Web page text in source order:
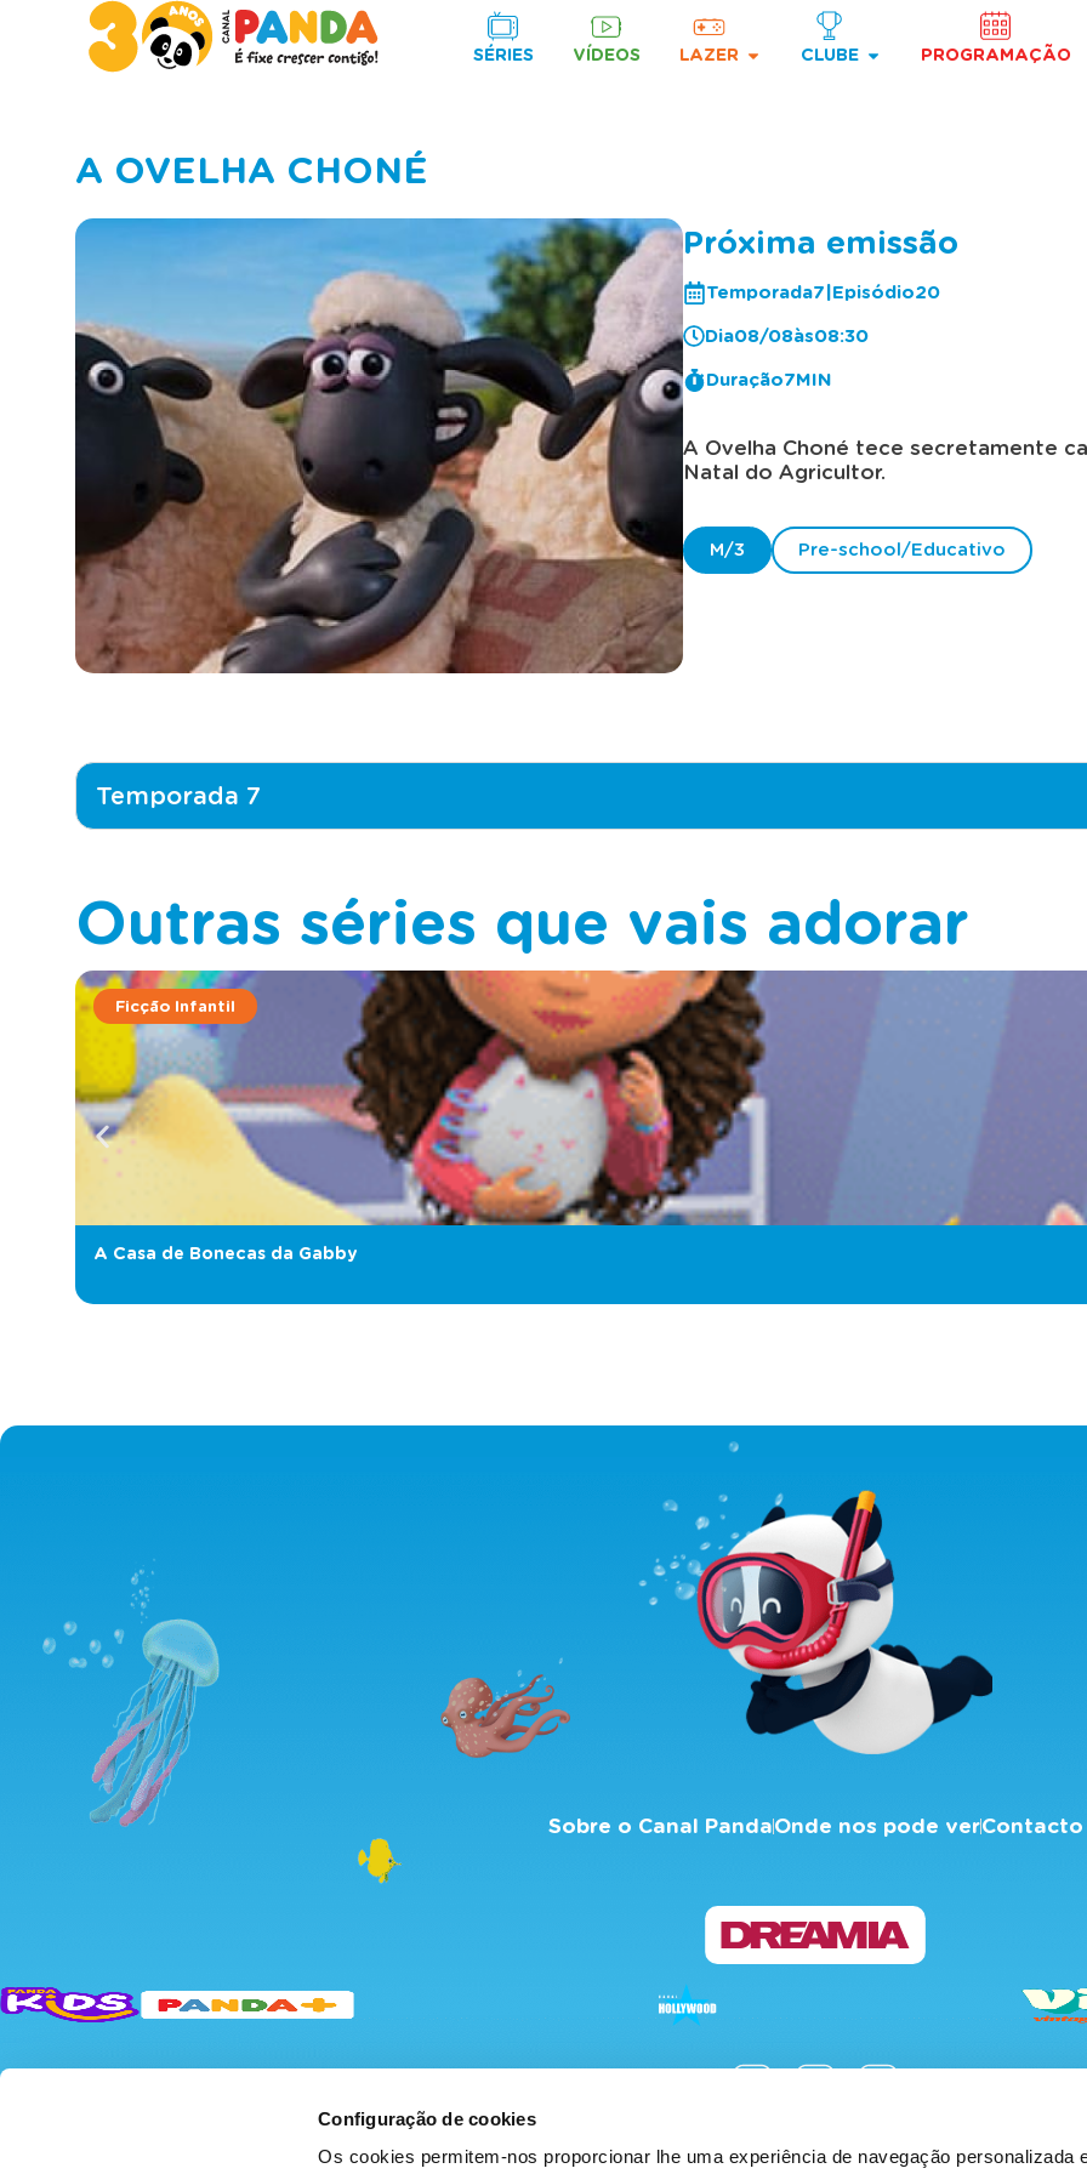
Configuração de cookies
Os cookies permitem-nos proporcionar lhe uma experiência de navegação personalizada
SÉRIES VÍDEOS LAZER CLUBE PROGRAMAÇÃO
A OVELHA CHONÉ
Próxima emissão
Temporada7|Episódio20
Dia08/08às08:30
Duração7MIN
A Ovelha Choné tece secretamente
Natal do Agricultor.
M/3 Pre-school/Educativo
Temporada 7
Outras séries que vais adorar
Ficção Infantil
A Casa de Bonecas da Gabby
Sobre o Canal PandaOnde nos pode verContacto